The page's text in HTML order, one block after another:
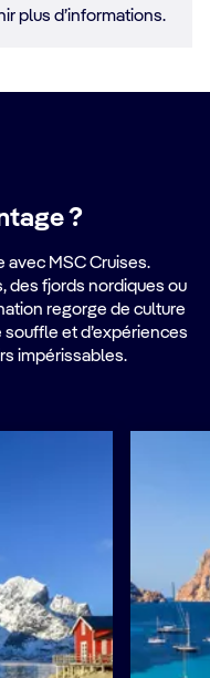
plus d’informations.
?
avec MSC Cruises.
des fjords nordiques ou
regorge de culture
et d’expériences
impérissables.